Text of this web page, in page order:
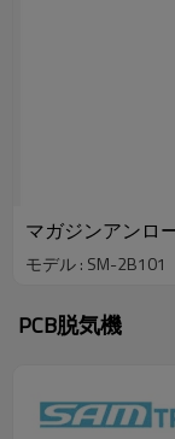
マガジンアンロ
モデル : SM-2B101
PCB脱気機